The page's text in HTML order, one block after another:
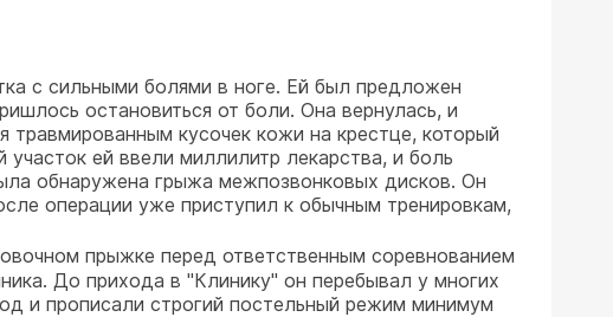
с сильными болями в ноге. Ей был предложен
остановиться от боли. Она вернулась, и
травмированным кусочек кожи на крестце, который
ей ввели миллилитр лекарства, и боль
обнаружена грыжа межпозвонковых дисков. Он
операции уже приступил к обычным тренировкам,
прыжке перед ответственным соревнованием
До прихода в "Клинику" он перебывал у многих
и прописали строгий постельный режим минимум